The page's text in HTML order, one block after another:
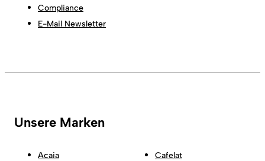
Compliance
E-Mail Newsletter
Unsere Marken
Acaia
Cafelat